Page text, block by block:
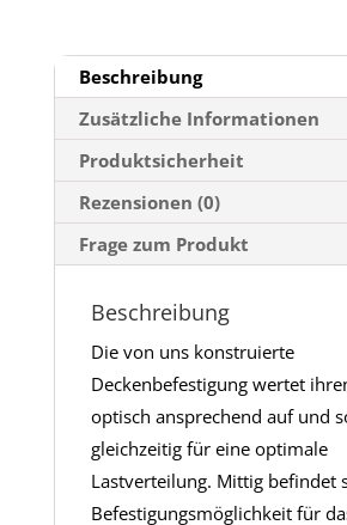
Beschreibung
Zusätzliche Informationen
Produktsicherheit
Rezensionen (0)
Frage zum Produkt
Beschreibung
Die von uns konstruierte
Deckenbefestigung wertet
optisch ansprechend auf und
gleichzeitig für eine optimale
Lastverteilung. Mittig befindet
Befestigungsmöglichkeit für